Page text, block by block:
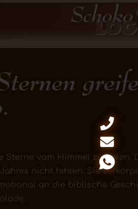
Sterne vom Himmel zu
nicht fehlen. Sie
an die biblische